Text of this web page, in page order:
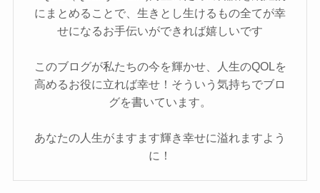
にまとめることで、生きとし生けるもの全てが幸
せになるお手伝いができれば嬉しいです
このブログが私たちの今を輝かせ、人生のQOLを
高めるお役に立れば幸せ！そういう気持ちでブロ
グを書いています。
あなたの人生がますます輝き幸せに溢れますよう
に！